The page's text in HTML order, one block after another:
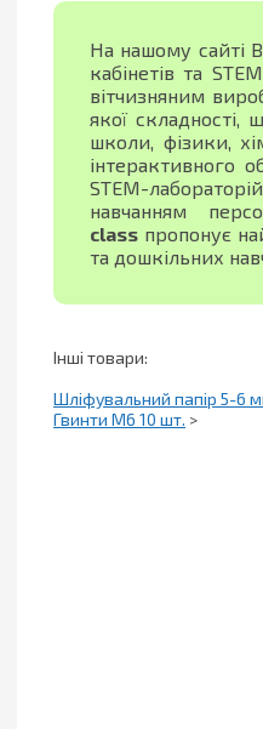
На нашому сайті
кабінетів та
вітчизняним
якої складності,
школи, фізики,
інтерактивного
STEM-
навчанням
class пропонує
та дошкільних
Інші товари:
Шліфувальний папір 5-6
Гвинти М6 10 шт. >